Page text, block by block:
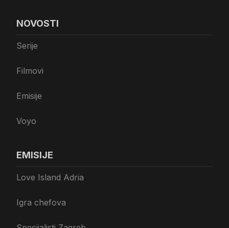
NOVOSTI
Serije
Filmovi
Emisije
Voyo
EMISIJE
Love Island Adria
Igra chefova